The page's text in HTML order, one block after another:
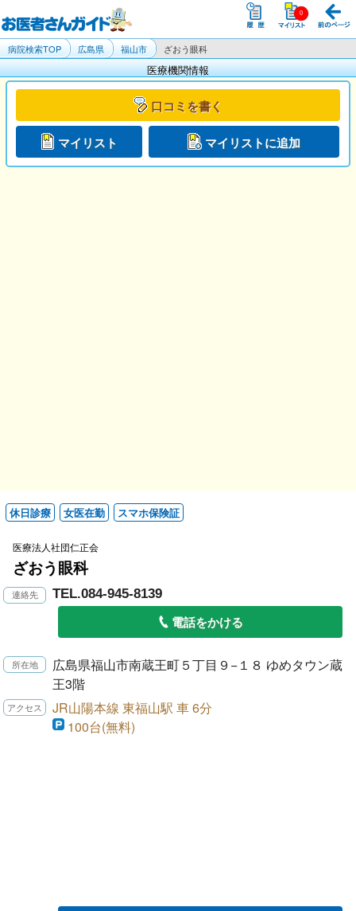
病院検索TOP 広島県 福山市 ざおう眼科
医療機関情報
口コミを書く
マイリスト マイリストに追加
休日診療 女医在勤 スマホ保険証
医療法人社団仁正会
ざおう眼科
TEL.084-945-8139
電話をかける
広島県福山市南蔵王町５丁目９−１８ ゆめタウン蔵
王3階
JR山陽本線 東福山駅 車 6分
100台(無料)